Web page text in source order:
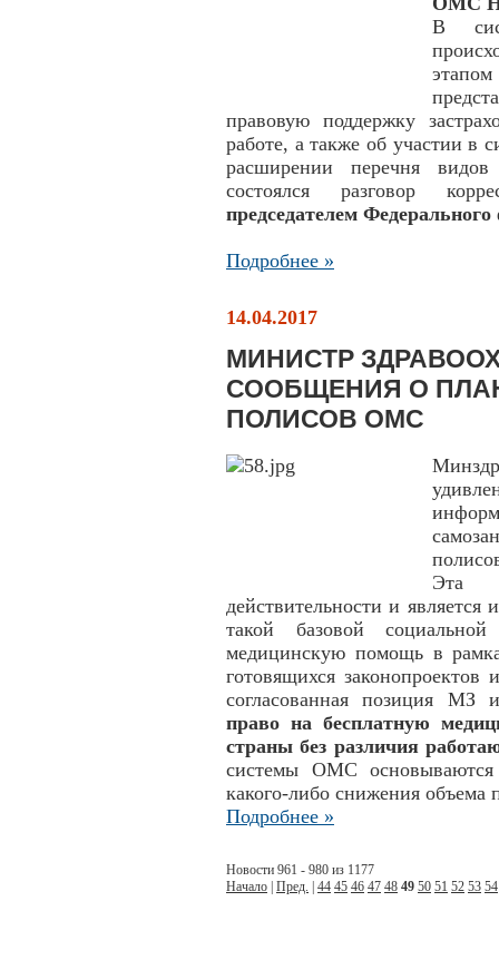
В
правовую поддержку
работе, а также об участии в
расширении перечня видов
состоялся разговор
председателем
Подробнее »
14.04.2017
МИНИСТР
СООБЩЕНИЯ О
ПОЛИСОВ ОМС
Эта
действительности и
такой базовой
медицинскую помощь в
готовящихся
согласованная позиция
право на бесплатную
страны без различия
системы ОМС
какого-либо снижения
Подробнее »
Новости 961 - 980 из 1177
Начало Пред. 44 45 46 47 48 49 50 51 52 53 54